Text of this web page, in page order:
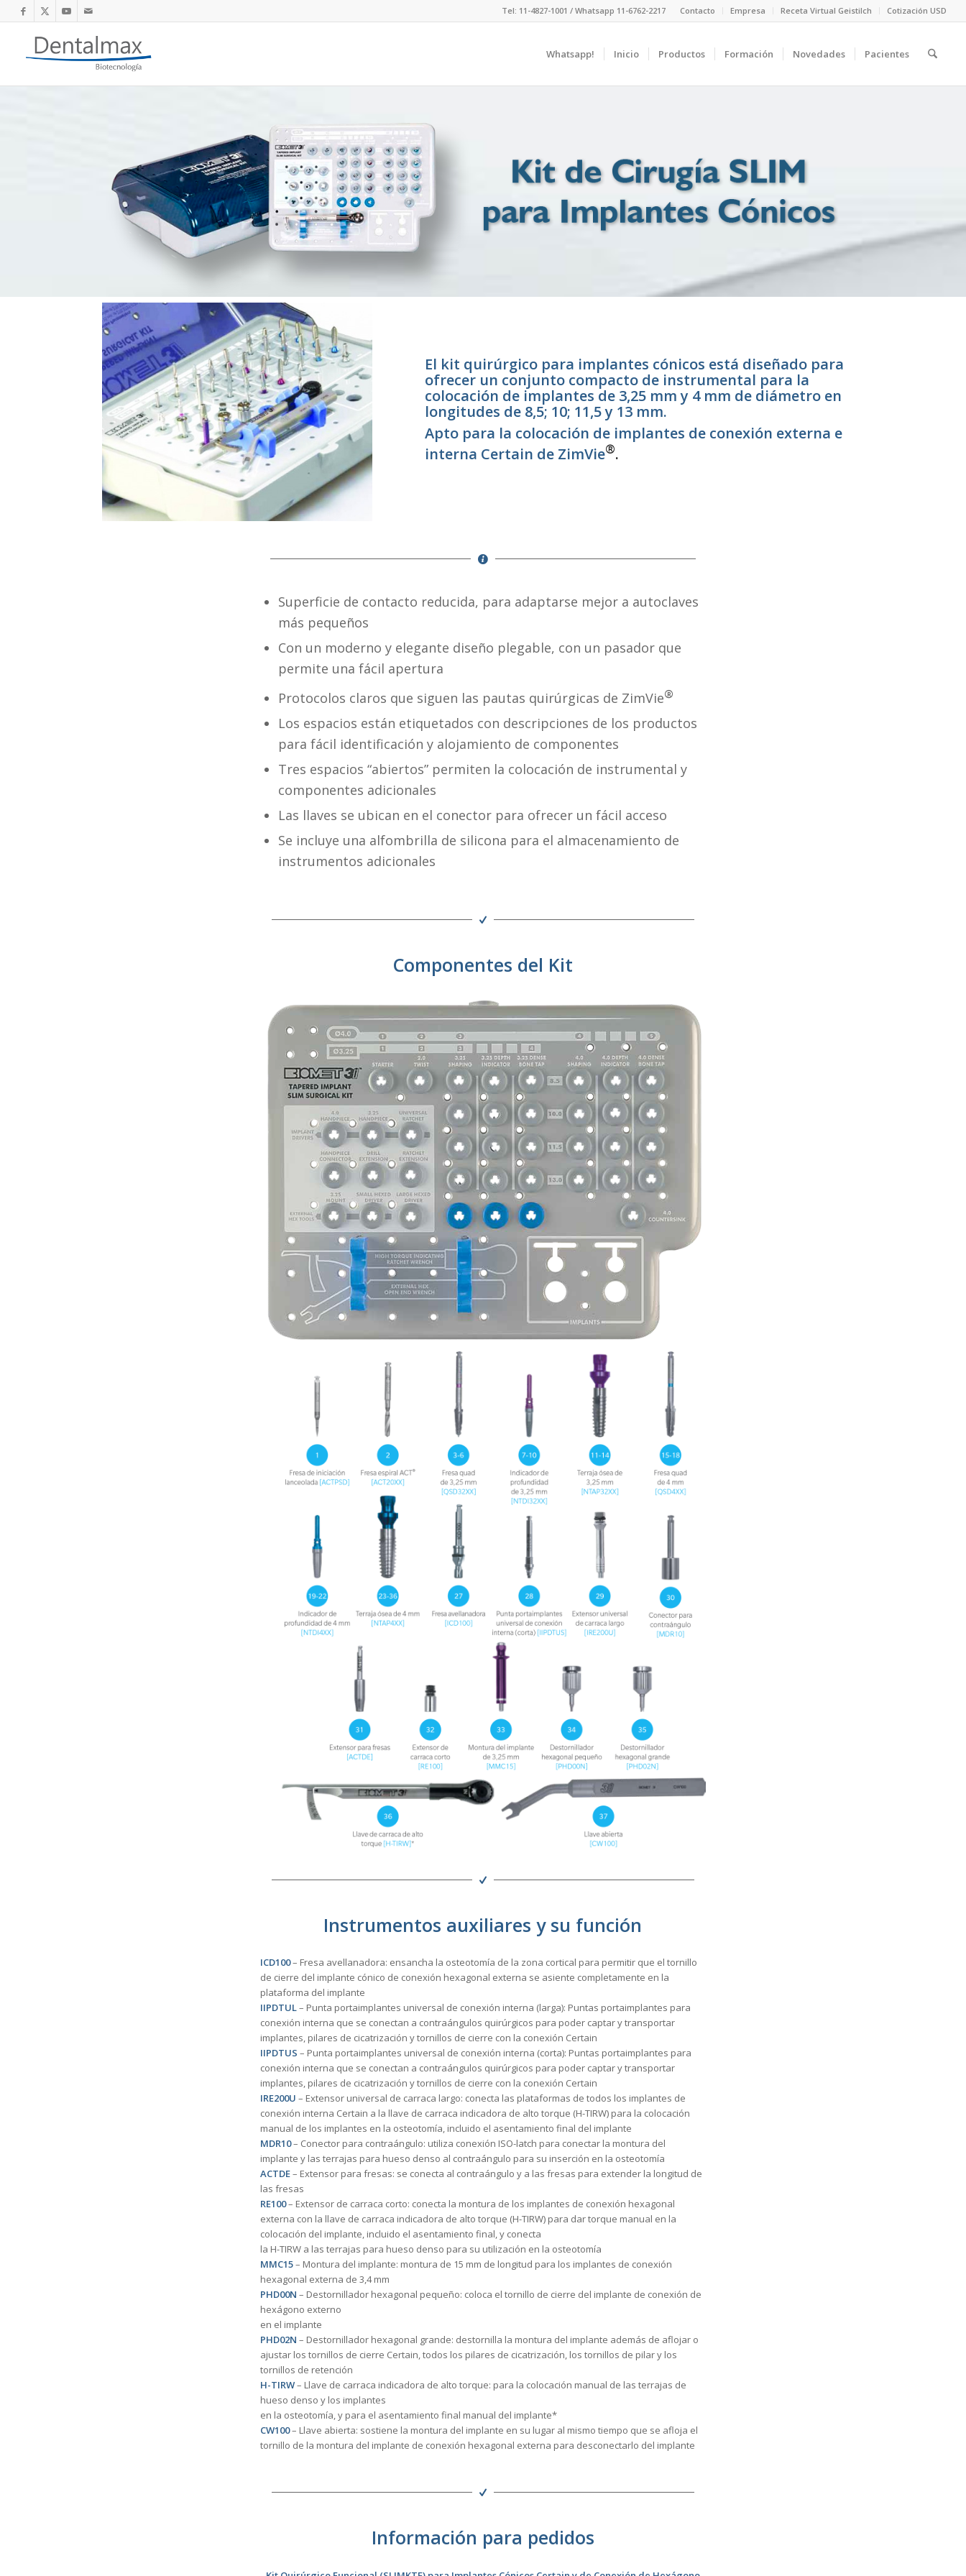
Contacto Empresa Receta Virtual Geistilch Cotización USD
Tel: 11-4827-1001 / Whatsapp 11-6762-2217
Whatsapp! Inicio Productos Formación Novedades Pacientes
El kit quirúrgico para implantes cónicos está diseñado para
ofrecer un conjunto compacto de instrumental para la
colocación de implantes de 3,25 mm y 4 mm de diámetro en
longitudes de 8,5; 10; 11,5 y 13 mm.
Apto para la colocación de implantes de conexión externa e
interna Certain de ZimVie®.
Superficie de contacto reducida, para adaptarse mejor a autoclaves
más pequeños
Con un moderno y elegante diseño plegable, con un pasador que
permite una fácil apertura
Protocolos claros que siguen las pautas quirúrgicas de ZimVie®
Los espacios están etiquetados con descripciones de los productos
para fácil identificación y alojamiento de componentes
Tres espacios “abiertos” permiten la colocación de instrumental y
componentes adicionales
Las llaves se ubican en el conector para ofrecer un fácil acceso
Se incluye una alfombrilla de silicona para el almacenamiento de
instrumentos adicionales
Componentes del Kit
Instrumentos auxiliares y su función
ICD100– Fresa avellanadora: ensancha la osteotomía de la zona cortical para permitir que el tornillo
de cierre del implante cónico de conexión hexagonal externa se asiente completamente en la
plataforma del implante
IIPDTUL– Punta portaimplantes universal de conexión interna (larga): Puntas portaimplantes para
conexión interna que se conectan a contraángulos quirúrgicos para poder captar y transportar
implantes, pilares de cicatrización y tornillos de cierre con la conexión Certain
IIPDTUS – Punta portaimplantes universal de conexión interna (corta): Puntas portaimplantes para
conexión interna que se conectan a contraángulos quirúrgicos para poder captar y transportar
implantes, pilares de cicatrización y tornillos de cierre con la conexión Certain
IRE200U – Extensor universal de carraca largo: conecta las plataformas de todos los implantes de
conexión interna Certain a la llave de carraca indicadora de alto torque (H-TIRW) para la colocación
manual de los implantes en la osteotomía, incluido el asentamiento final del implante
MDR10– Conector para contraángulo: utiliza conexión ISO-latch para conectar la montura del
implante y las terrajas para hueso denso al contraángulo para su inserción en la osteotomía
ACTDE– Extensor para fresas: se conecta al contraángulo y a las fresas para extender la longitud de
las fresas
RE100– Extensor de carraca corto: conecta la montura de los implantes de conexión hexagonal
externa con la llave de carraca indicadora de alto torque (H-TIRW) para dar torque manual en la
colocación del implante, incluido el asentamiento final, y conecta
la H-TIRW a las terrajas para hueso denso para su utilización en la osteotomía
MMC15– Montura del implante: montura de 15 mm de longitud para los implantes de conexión
hexagonal externa de 3,4 mm
PHD00N – Destornillador hexagonal pequeño: coloca el tornillo de cierre del implante de conexión de
hexágono externo
en el implante
PHD02N – Destornillador hexagonal grande: destornilla la montura del implante además de aflojar o
ajustar los tornillos de cierre Certain, todos los pilares de cicatrización, los tornillos de pilar y los
tornillos de retención
H-TIRW– Llave de carraca indicadora de alto torque: para la colocación manual de las terrajas de
hueso denso y los implantes
en la osteotomía, y para el asentamiento final manual del implante*
CW100– Llave abierta: sostiene la montura del implante en su lugar al mismo tiempo que se afloja el
tornillo de la montura del implante de conexión hexagonal externa para desconectarlo del implante
Información para pedidos